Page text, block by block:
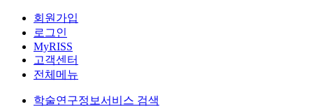
회원가입
로그인
MyRISS
고객센터
전체메뉴
학술연구정보서비스 검색